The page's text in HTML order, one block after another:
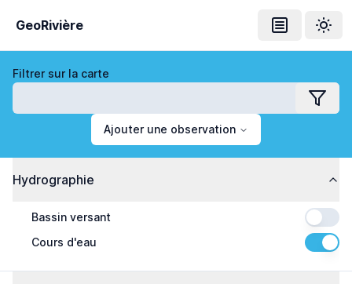
GeoRivière Ouvrir le
Filtrer sur la carte
Filtrer
Ajouter une observation
Hydrographie
Bassin versant
Cours d'eau